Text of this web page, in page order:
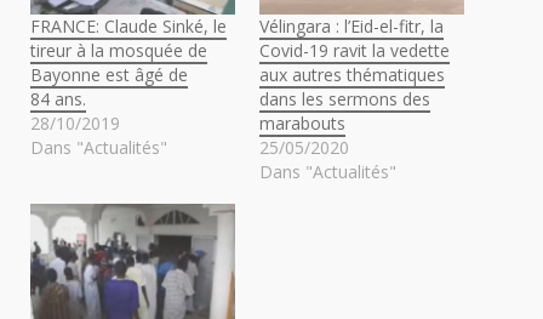
FRANCE: Claude Sinké, le
tireur à la mosquée de
Bayonne est âgé de
84 ans.
28/10/2019
Dans "Actualités"
Vélingara : l’Eid-el-fitr, la
Covid-19 ravit la vedette
aux autres thématiques
dans les sermons des
marabouts
25/05/2020
Dans "Actualités"